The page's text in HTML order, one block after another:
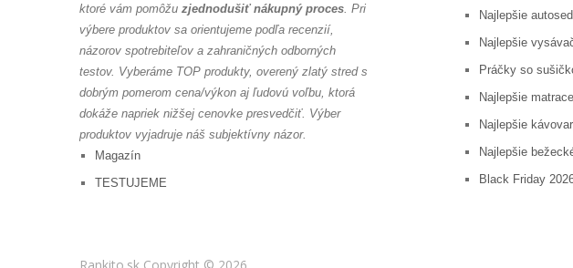
ktoré vám pomôžu zjednodušiť nákupný proces . Pri
výbere produktov sa orientujeme podľa recenzií,
názorov spotrebiteľov a zahraničných odborných
testov. Vyberáme TOP produkty, overený zlatý stred s
dobrým pomerom cena/výkon aj ľudovú voľbu, ktorá
dokáže napriek nižšej cenovke presvedčiť. Výber
produktov vyjadruje náš subjektívny názor.
Magazín
TESTUJEME
Najlepšie
Najlepšie
Práčky so
Najlepšie matrace
Najlepšie
Najlepšie
Black Friday
Rankito.sk Copyright © 2026.